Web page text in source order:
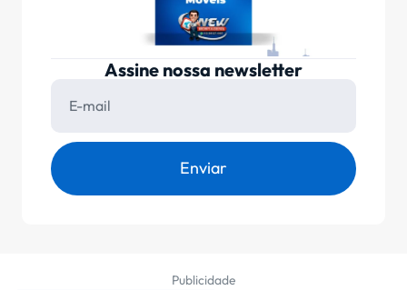
Assine nossa newsletter
Enviar
Publicidade